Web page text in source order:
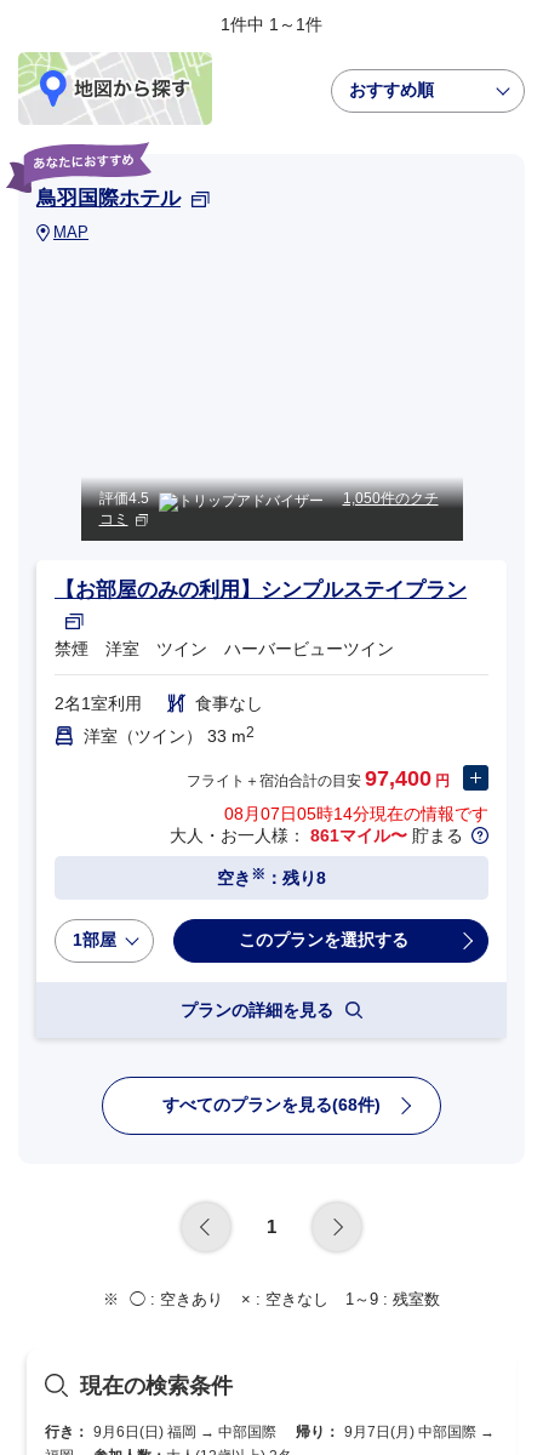
1件中 1～1件
おすすめ順
鳥羽国際ホテル
MAP
評価4.5
1,050件のクチ
コミ
【お部屋のみの利用】シンプルステイプラン
禁煙 洋室 ツイン ハーバービューツイン
2名1室利用
食事なし
洋室（ツイン） 33 m2
フライト＋宿泊合計の目安 97,400 円
08月07日05時14分現在の情報です
大人・お一人様： 861マイル〜 貯まる
空き ※ ：残り8
1部屋
プランの詳細を見る
すべてのプランを見る(68件)
1
◯ : 空きあり × : 空きなし 1～9 : 残室数
現在の検索条件
行き： 9月6日(日) 福岡 → 中部国際 帰り： 9月7日(月) 中部国際 →